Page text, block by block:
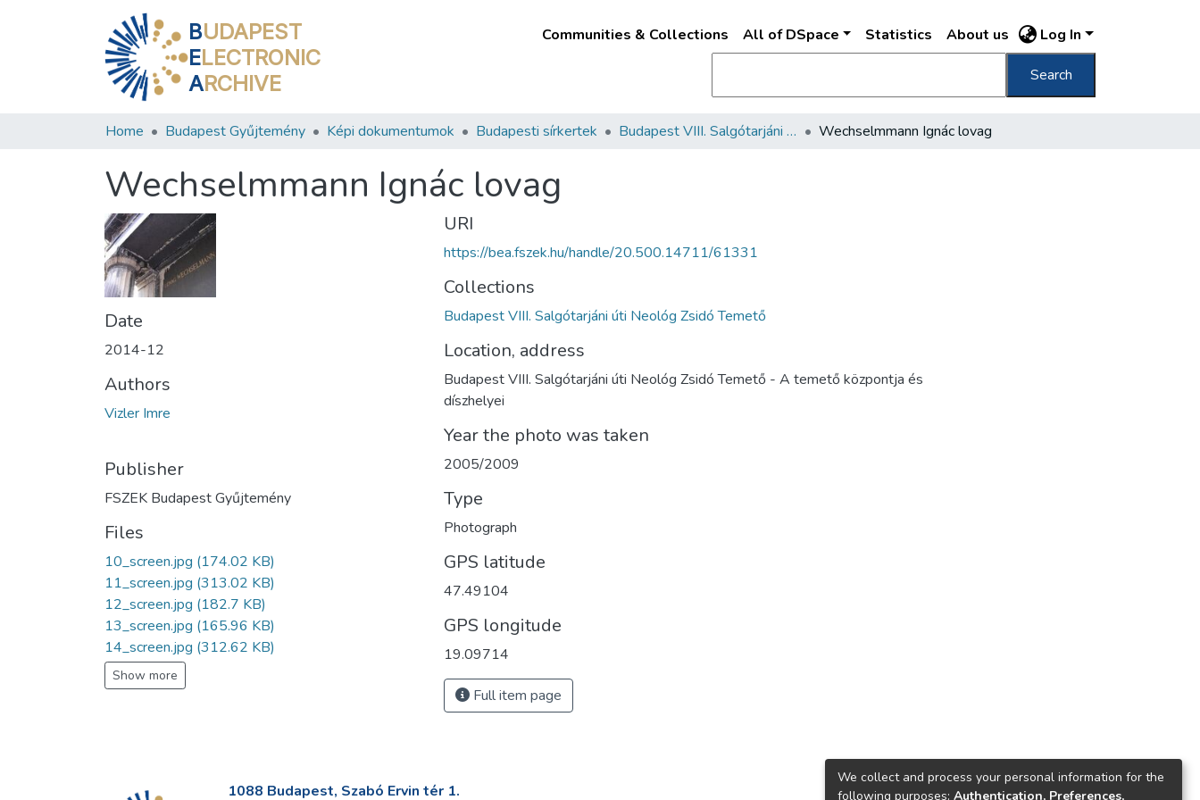
BUDAPEST
ELECTRONIC
ARCHIVE
Communities & Collections All of DSpace Statistics About us Log In
Search
Home Budapest Gyűjtemény Képi dokumentumok Budapesti sírkertek Budapest VIII. Salgótarjáni úti Neológ Zsidó Temető Wechselmmann Ignác lovag
Wechselmmann Ignác lovag
Date
2014-12
Authors
Vizler Imre
Publisher
FSZEK Budapest Gyűjtemény
Files
10_screen.jpg (174.02 KB)
11_screen.jpg (313.02 KB)
12_screen.jpg (182.7 KB)
13_screen.jpg (165.96 KB)
14_screen.jpg (312.62 KB)
Show more
URI
https://bea.fszek.hu/handle/20.500.14711/61331
Collections
Budapest VIII. Salgótarjáni úti Neológ Zsidó Temető
Location, address
Budapest VIII. Salgótarjáni úti Neológ Zsidó Temető - A temető központja és
díszhelyei
Year the photo was taken
2005/2009
Type
Photograph
GPS latitude
47.49104
GPS longitude
19.09714
Full item page
1088 Budapest, Szabó Ervin tér 1.
We collect and process your personal information for the
following purposes: Authentication, Preferences,